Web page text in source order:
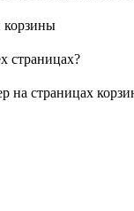
корзины
страницах?
на страницах